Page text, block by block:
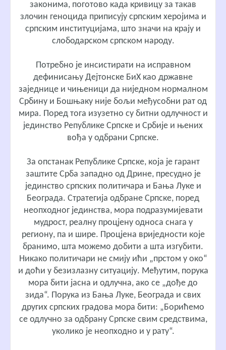
законима, поготово када кривицу за такав
злочин геноцида приписују српским херојима и
српским институцијама, што значи на крају и
слободарском српском народу.
Потребно је инсистирати на исправном
дефинисању Дејтонске БиХ као државне
заједнице и чињеници да ниједном нормалном
Србину и Бошњаку није бољи међусобни рат од
мира. Поред тога изузетно су битни одлучност и
јединство Републике Српске и Србије и њених
вођа у одбрани Српске.
За опстанак Републике Српске, која је гарант
заштите Срба западно од Дрине, пресудно је
јединство српских политичара и Бања Луке и
Београда. Стратегија одбране Српске, поред
неопходног јединства, мора подразумијевати
мудрост, реалну процјену односа снага у
региону, па и шире. Процјена вриједности које
бранимо, шта можемо добити а шта изгубити.
Никако политичари не смију ићи „прстом у око“
и доћи у безизлазну ситуацију. Међутим, порука
мора бити јасна и одлучна, ако се „дође до
зида“. Порука из Бања Луке, Београда и свих
других српских градова мора бити: „Борићемо
се одлучно за одбрану Српске свим средствима,
уколико је неопходно и у рату“.